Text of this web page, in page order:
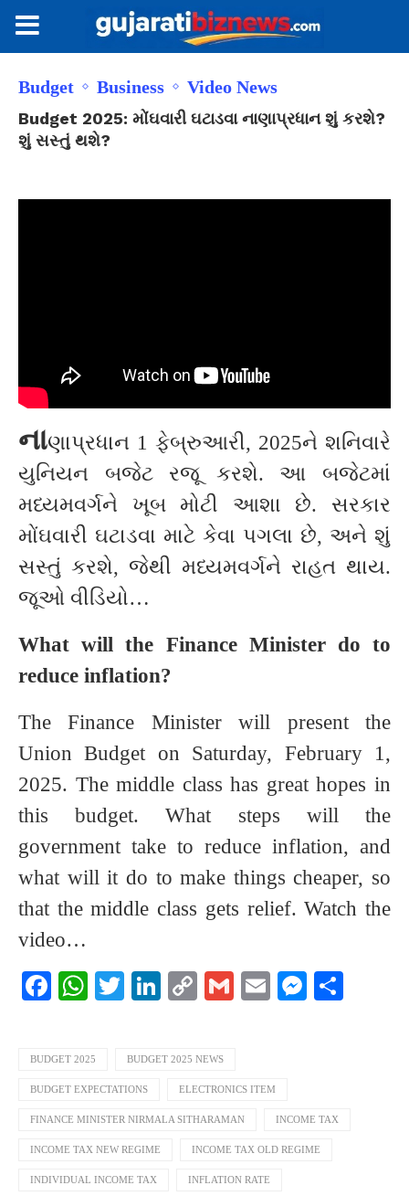
Budget Business Video News
Budget 2025: મોંઘવારી ઘટાડવા નાણાપ્રધાન શું કરશે?
શું સસ્તું થશે?
નાણાપ્રધાન 1 ફેબ્રુઆરી, 2025ને શનિવારે
યુનિયન બજેટ રજૂ કરશે. આ બજેટમાં
મધ્યમવર્ગને ખૂબ મોટી આશા છે. સરકાર
મોંઘવારી ઘટાડવા માટે કેવા પગલા છે, અને શું
સસ્તું કરશે, જેથી મધ્યમવર્ગને રાહત થાય.
જૂઓ વીડિયો…
What will the Finance Minister do to
reduce inflation?
The Finance Minister will present the
Union Budget on Saturday, February 1,
2025. The middle class has great hopes in
this budget. What steps will the
government take to reduce inflation, and
what will it do to make things cheaper, so
that the middle class gets relief. Watch the
video…
Facebook
WhatsApp
TwitterLinkedIn
CopyGmailEmail
BUDGET 2025 BUDGET 2025 NEWS
BUDGET EXPECTATIONS ELECTRONICS ITEM
FINANCE MINISTER NIRMALA SITHARAMAN INCOME TAX
INCOME TAX NEW REGIME INCOME TAX OLD REGIME
INDIVIDUAL INCOME TAX INFLATION RATE